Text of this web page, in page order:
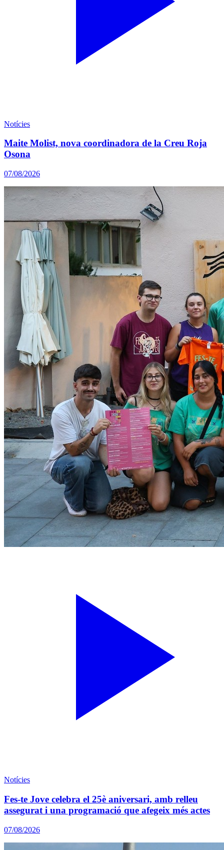
Notícies
Maite Molist, nova coordinadora de la Creu Roja
Osona
07/08/2026
Notícies
Fes-te Jove celebra el 25è aniversari, amb relleu
assegurat i una programació que afegeix més actes
07/08/2026